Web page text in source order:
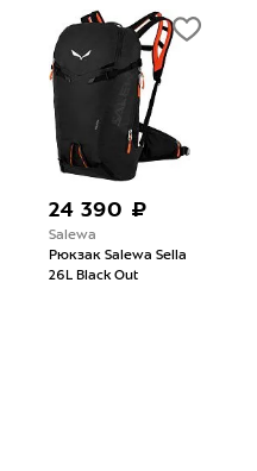
24 390 ₽
Salewa
Рюкзак Salewa Sella
26L Black Out